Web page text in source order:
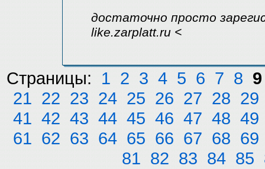
достаточно просто
like.zarplatt.ru <
Страницы: 1 2 3 4 5 6 7 8 9
21 22 23 24 25 26 27 28 29
41 42 43 44 45 46 47 48 49
61 62 63 64 65 66 67 68 69
81 82 83 84 85